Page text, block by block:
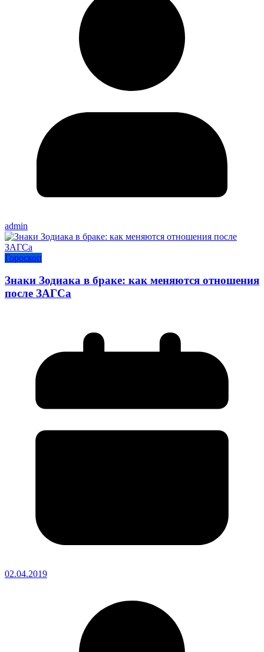
admin
Гороскоп
Знаки Зодиака в браке: как меняются отношения
после ЗАГСа
02.04.2019